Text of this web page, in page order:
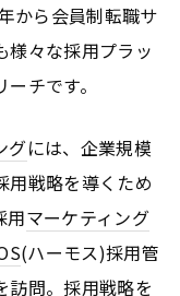
から会員制転職サ
様々な採用プラッ
チです。
グには、企業規模
用戦略を導くため
用マーケティング
(ハーモス)採用管
訪問。採用戦略を